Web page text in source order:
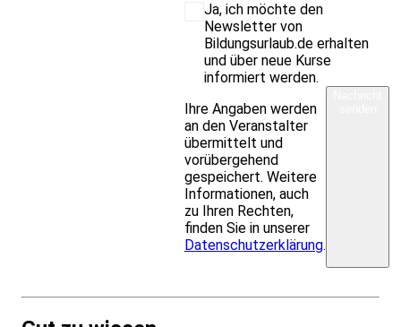
Ja, ich möchte den
Newsletter von
Bildungsurlaub.de erhalten
und über neue Kurse
informiert werden.
Ihre Angaben werden
an den Veranstalter
übermittelt und
vorübergehend
gespeichert. Weitere
Informationen, auch
zu Ihren Rechten,
finden Sie in unserer
Datenschutzerklärung.